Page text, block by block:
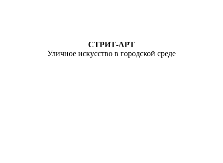
СТРИТ-АРТ
Уличное искусство в городской среде